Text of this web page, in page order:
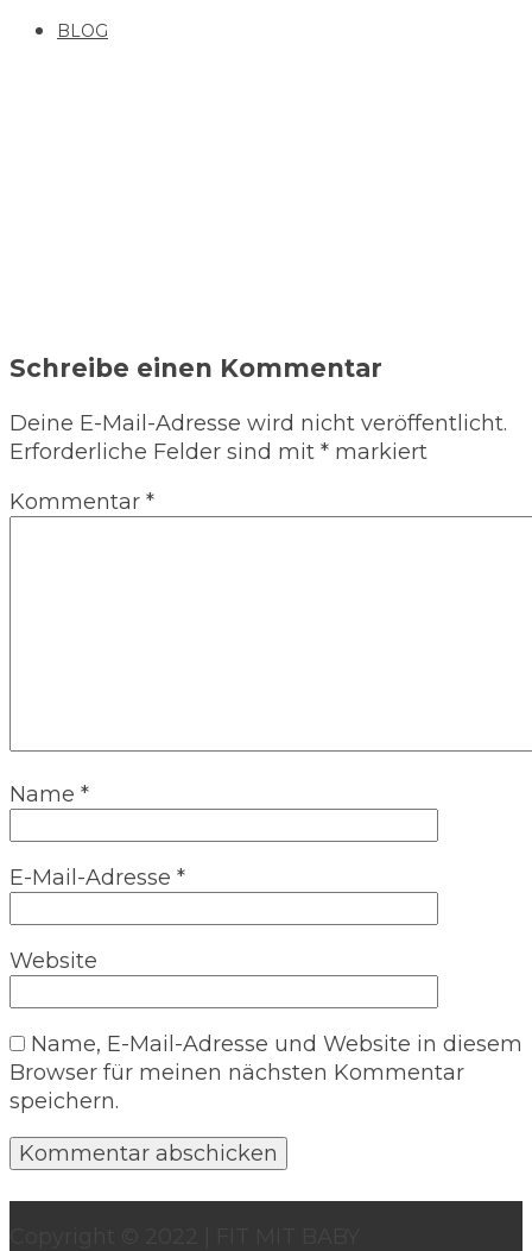
BLOG
Schreibe einen Kommentar
Deine E-Mail-Adresse wird nicht veröffentlicht.
Erforderliche Felder sind mit * markiert
Kommentar *
Name *
E-Mail-Adresse *
Website
Name, E-Mail-Adresse und Website in diesem
Browser für meinen nächsten Kommentar
speichern.